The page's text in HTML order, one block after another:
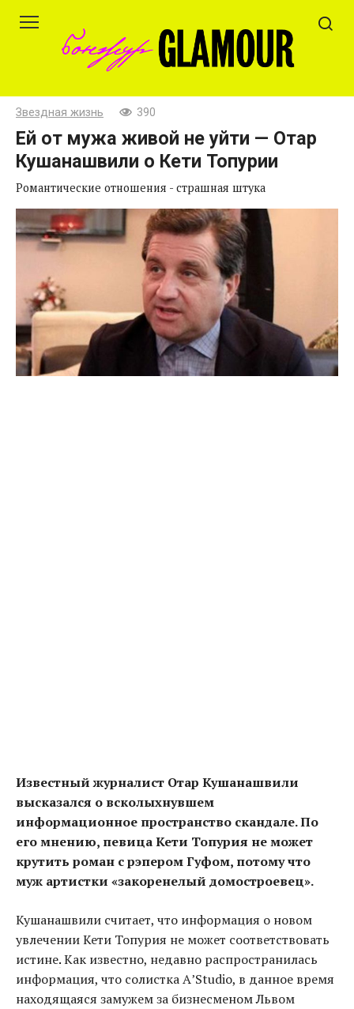
Звездная жизнь 390
Ей от мужа живой не уйти — Отар
Кушанашвили о Кети Топурии
Романтические отношения - страшная штука
Известный журналист Отар Кушанашвили
высказался о всколыхнувшем
информационное пространство скандале. По
его мнению, певица Кети Топурия не может
крутить роман с рэпером Гуфом, потому что
муж артистки «закоренелый домостроевец».
Кушанашвили считает, что информация о новом
увлечении Кети Топурия не может соответствовать
истине.Как известно, недавно распространилась
информация, что солистка А’Studio, в данное время
находящаяся замужем за бизнесменом Львом